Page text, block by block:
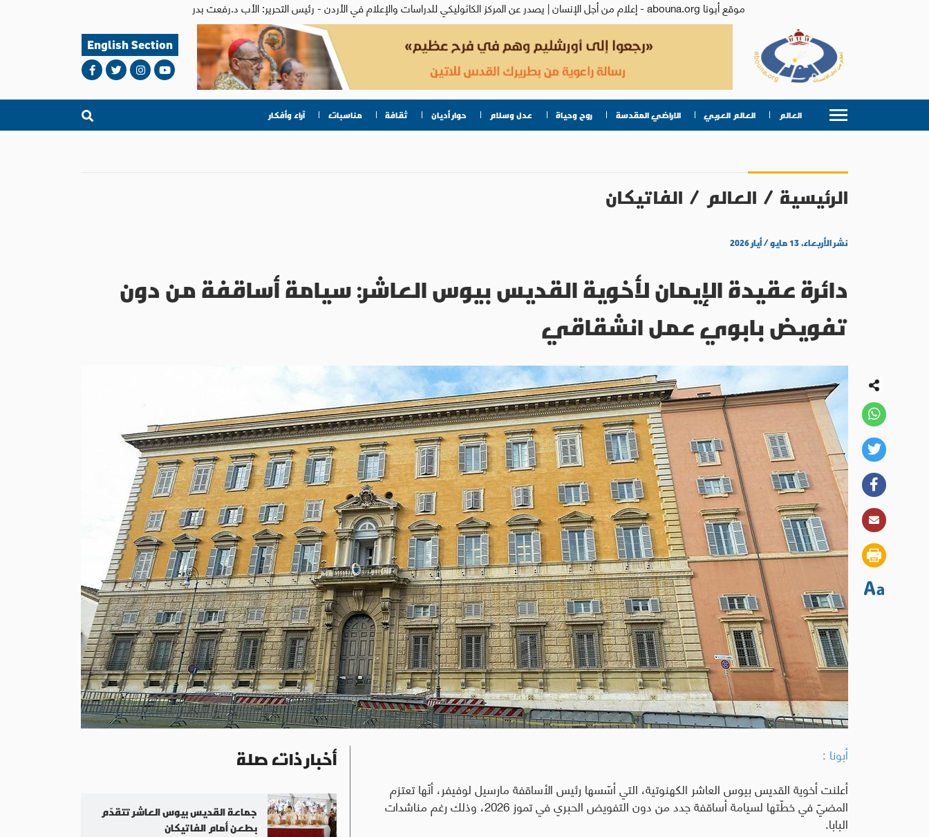
موقع أبونا abouna.org - إعلام من أجل الإنسان | يصدر عن المركز الكاثوليكي للدراسات والإعلام في الأردن - رئيس التحرير: الأب د.رفعت بدر
English Section
العالم العالم العربي الاراضي المقدسة روح وحياة عدل وسلام حوار أديان ثقافة مناسبات آراء وأفكار
الرئيسية / العالم / الفاتيكان
نشر الأربعاء، ١٣ مايو / أيار ٢٠٢٦
دائرة عقيدة الإيمان لأخوية القديس بيوس العاشر: سيامة أساقفة من دون
تفويض بابوي عمل انشقاقي
أبونا :
أعلنت أخوية القديس بيوس العاشر الكهنوتية، التي أسّسها رئيس الأساقفة مارسيل لوفيفر، أنّها تعتزم
المضيّ في خطّتها لسيامة أساقفة جدد من دون التفويض الحبري في تموز 2026، وذلك رغم مناشدات
البابا.
أخبار ذات صلة
جماعة القديس بيوس العاشر تتقدّم
بطعن أمام الفاتيكان